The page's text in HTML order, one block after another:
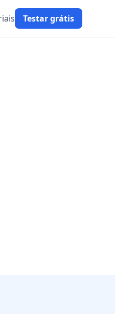
Testar grátis